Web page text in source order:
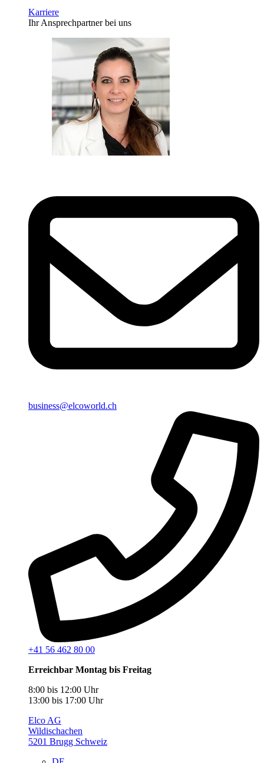
Karriere
Ihr Ansprechpartner bei uns
business@elcoworld.ch
+41 56 462 80 00
Erreichbar Montag bis Freitag
8:00 bis 12:00 Uhr
13:00 bis 17:00 Uhr
Elco AG
Wildischachen
5201 Brugg Schweiz